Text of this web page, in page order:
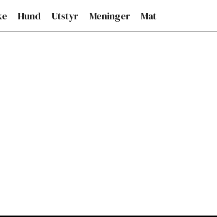
Hund Utstyr Meninger Mat